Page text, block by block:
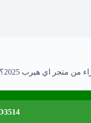
طلب ومتى أردت لتحصل على تخفيضات 20% 30% 50% واكواد خصم جبارة.